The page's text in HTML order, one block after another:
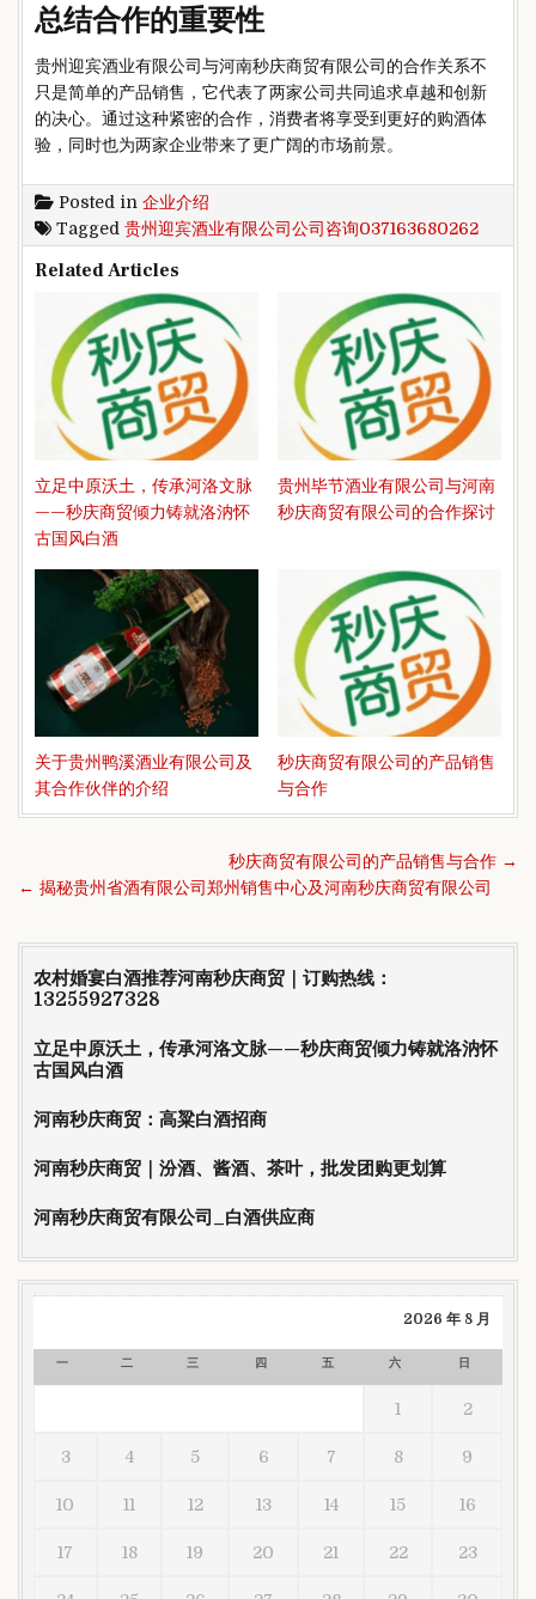
总结合作的重要性
贵州迎宾酒业有限公司与河南秒庆商贸有限公司的合作关系不
只是简单的产品销售，它代表了两家公司共同追求卓越和创新
的决心。通过这种紧密的合作，消费者将享受到更好的购酒体
验，同时也为两家企业带来了更广阔的市场前景。
Posted in 企业介绍
Tagged 贵州迎宾酒业有限公司公司咨询037163680262
Related Articles
立足中原沃土，传承河洛文脉
——秒庆商贸倾力铸就洛汭怀
古国风白酒
贵州毕节酒业有限公司与河南
秒庆商贸有限公司的合作探讨
关于贵州鸭溪酒业有限公司及
其合作伙伴的介绍
秒庆商贸有限公司的产品销售
与合作
章
航
秒庆商贸有限公司的产品销售与合作 →
← 揭秘贵州省酒有限公司郑州销售中心及河南秒庆商贸有限公司
农村婚宴白酒推荐河南秒庆商贸｜订购热线：
13255927328
立足中原沃土，传承河洛文脉——秒庆商贸倾力铸就洛汭怀
古国风白酒
河南秒庆商贸：高粱白酒招商
河南秒庆商贸｜汾酒、酱酒、茶叶，批发团购更划算
河南秒庆商贸有限公司_白酒供应商
2026 年 8 月
一 二 三 四 五 六 日
1 2
3 4 5 6 7 8 9
10 11 12 13 14 15 16
17 18 19 20 21 22 23